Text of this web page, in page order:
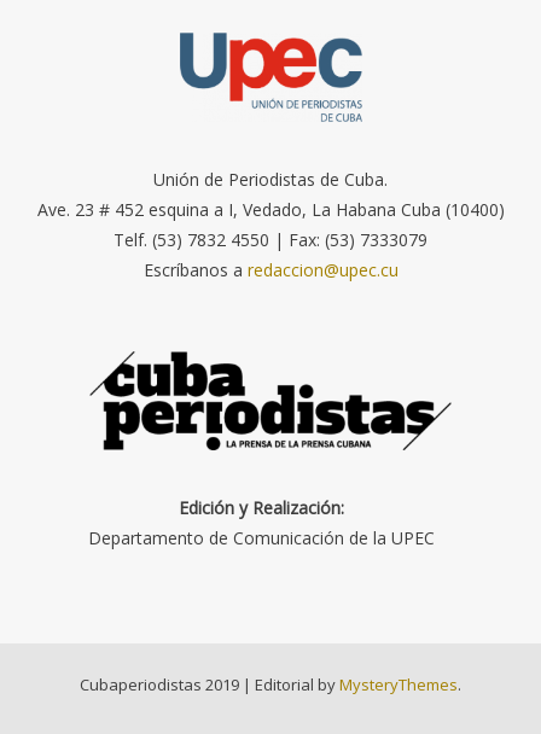
Unión de Periodistas de Cuba.
Ave. 23 # 452 esquina a I, Vedado, La Habana Cuba (10400)
Telf. (53) 7832 4550 | Fax: (53) 7333079
Escríbanos a redaccion@upec.cu
Edición y Realización:
Departamento de Comunicación de la UPEC
Cubaperiodistas 2019 | Editorial byMysteryThemes.